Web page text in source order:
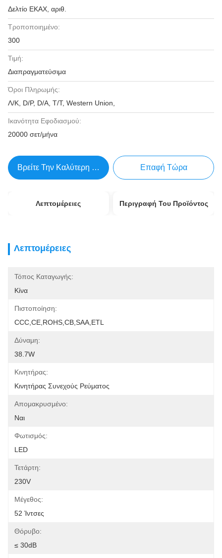
Δελτίο ΕΚΑΧ, αριθ.
Τροποποιημένο:
300
Τιμή:
Διαπραγματεύσιμα
Όροι Πληρωμής:
Λ/Κ, D/P, D/A, T/T, Western Union,
Ικανότητα Εφοδιασμού:
20000 σετ/μήνα
Βρείτε Την Καλύτερη Τιμή Επαφή Τώρα
Λεπτομέρειες Περιγραφή Του Προϊόντος
Λεπτομέρειες
Τόπος Καταγωγής:
Κίνα
Πιστοποίηση:
CCC,CE,ROHS,CB,SAA,ETL
Δύναμη:
38.7W
Κινητήρας:
Κινητήρας Συνεχούς Ρεύματος
Απομακρυσμένο:
Ναι
Φωτισμός:
LED
Τετάρτη:
230V
Μέγεθος:
52 Ίντσες
Θόρυβο:
≤ 30dB